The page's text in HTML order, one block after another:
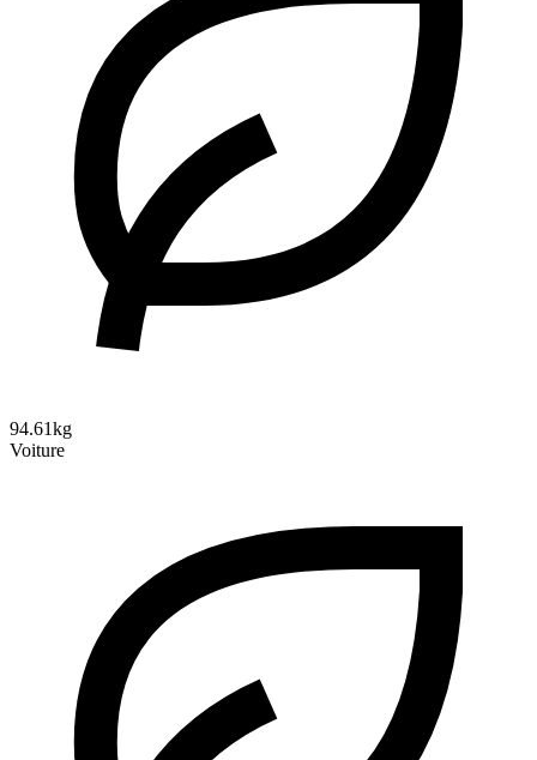
94.61kg
Voiture